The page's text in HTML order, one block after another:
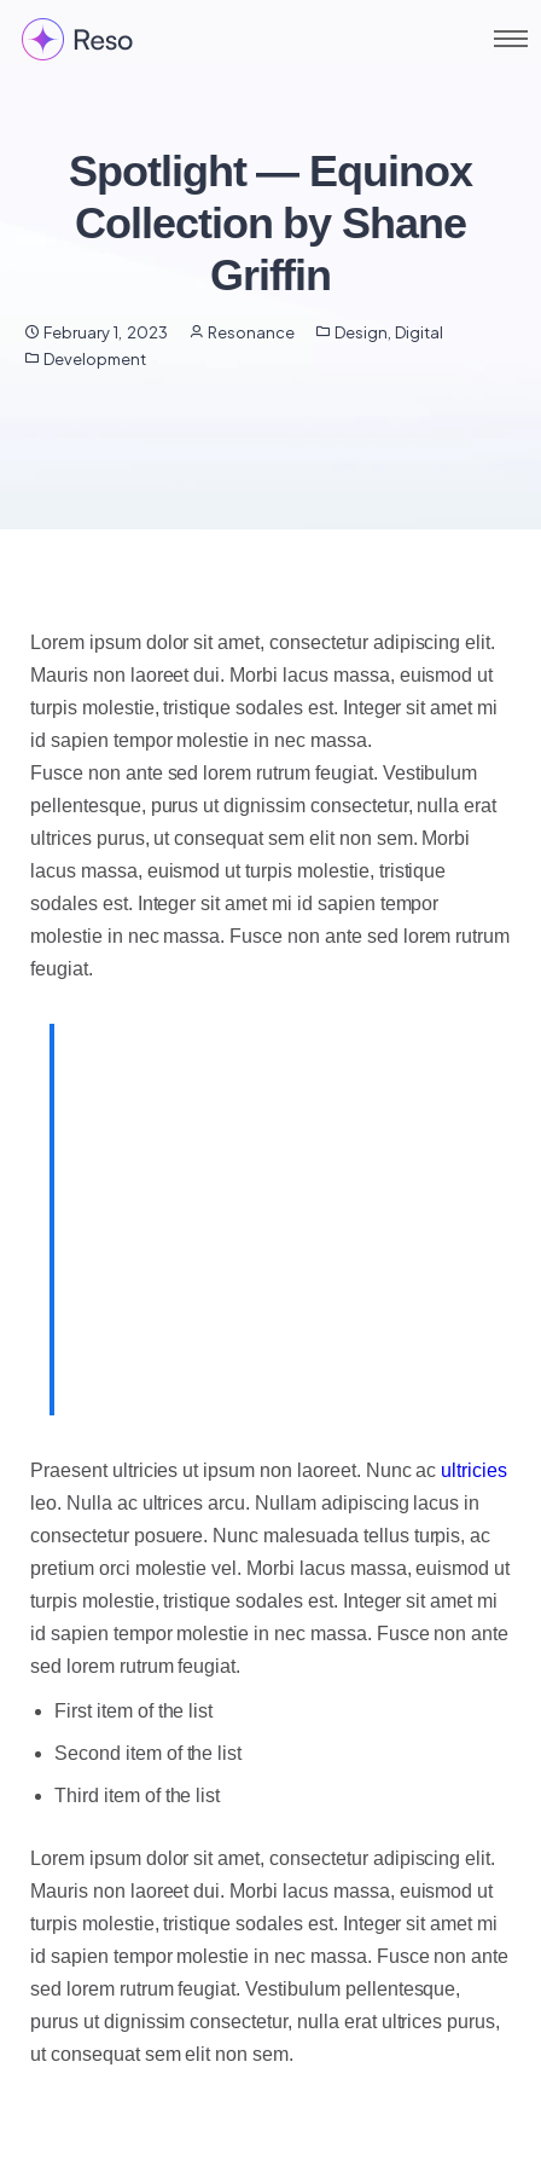
About
Services
Blog
Spotlight — Equinox
Collection by Shane
Griffin
February 1, 2023 Resonance Design Digital
Development
Lorem ipsum dolor sit amet, consectetur adipiscing elit.
Mauris non laoreet dui. Morbi lacus massa, euismod ut
turpis molestie, tristique sodales est. Integer sit amet mi
id sapien tempor molestie in nec massa.
Fusce non ante sed lorem rutrum feugiat. Vestibulum
pellentesque, purus ut dignissim consectetur, nulla erat
ultrices purus, ut consequat sem elit non sem. Morbi
lacus massa, euismod ut turpis molestie, tristique
sodales est. Integer sit amet mi id sapien tempor
molestie in nec massa. Fusce non ante sed lorem rutrum
feugiat.
Praesent ultricies ut ipsum non laoreet. Nunc ac ultricies
leo. Nulla ac ultrices arcu. Nullam adipiscing lacus in
consectetur posuere. Nunc malesuada tellus turpis, ac
pretium orci molestie vel. Morbi lacus massa, euismod ut
turpis molestie, tristique sodales est. Integer sit amet mi
id sapien tempor molestie in nec massa. Fusce non ante
sed lorem rutrum feugiat.
First item of the list
Second item of the list
Third item of the list
Lorem ipsum dolor sit amet, consectetur adipiscing elit.
Mauris non laoreet dui. Morbi lacus massa, euismod ut
turpis molestie, tristique sodales est. Integer sit amet mi
id sapien tempor molestie in nec massa. Fusce non ante
sed lorem rutrum feugiat. Vestibulum pellentesque,
purus ut dignissim consectetur, nulla erat ultrices purus,
ut consequat sem elit non sem.